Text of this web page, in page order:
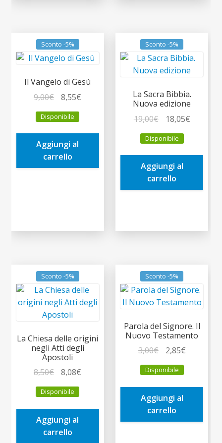
Sconto -5%
Il Vangelo di Gesù
9,00€
prezzo
originale
era:
9,00€.
8,55€
è:
Disponibile
Aggiungi al
carrello
Sconto -5%
La Sacra Bibbia.
Nuova edizione
19,00€
prezzo
originale
era:
19,00€.
18,05€Il
è:
Disponibile
Aggiungi al
carrello
Sconto -5%
La Chiesa delle origini
negli Atti degli
Apostoli
8,50€
prezzo
originale
era:
8,50€.
8,08€
è:
Disponibile
Aggiungi al
carrello
Sconto -5%
Parola del Signore. Il
Nuovo Testamento
3,00€
prezzo
originale
era:
3,00€.
2,85€Il
è:
Disponibile
Aggiungi al
carrello